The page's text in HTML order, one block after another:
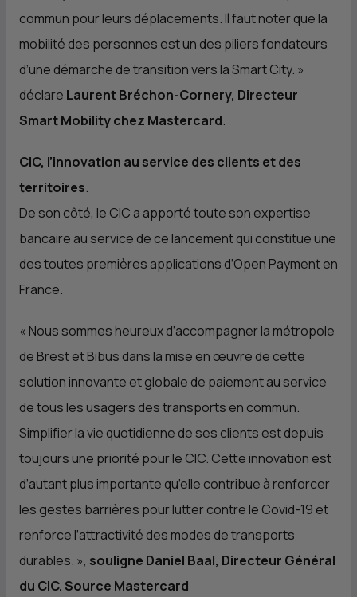
commun pour leurs déplacements. Il faut noter que la
mobilité des personnes est un des piliers fondateurs
d’une démarche de transition vers la Smart City. »
déclare Laurent Bréchon-Cornery, Directeur
Smart Mobility chez Mastercard.
CIC, l’innovation au service des clients et des
territoires.
De son côté, le CIC a apporté toute son expertise
bancaire au service de ce lancement qui constitue une
des toutes premières applications d’Open Payment en
France.
« Nous sommes heureux d’accompagner la métropole
de Brest et Bibus dans la mise en œuvre de cette
solution innovante et globale de paiement au service
de tous les usagers des transports en commun.
Simplifier la vie quotidienne de ses clients est depuis
toujours une priorité pour le CIC. Cette innovation est
d’autant plus importante qu’elle contribue à renforcer
les gestes barrières pour lutter contre le Covid-19 et
renforce l’attractivité des modes de transports
durables. », souligne Daniel Baal, Directeur Général
du CIC. Source Mastercard